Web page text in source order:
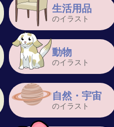
生活用品
のイラスト
動物
のイラスト
自然・宇宙
のイラスト